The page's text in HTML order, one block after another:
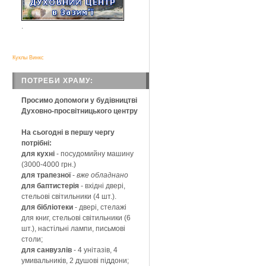
.
Куклы Винкс
ПОТРЕБИ ХРАМУ:
Просимо допомоги у будівництві
Духовно-просвітницького центру
На сьогодні в першу чергу
потрібні:
для кухні - посудомийну машину
(3000-4000 грн.)
для трапезної- вже обладнано
для баптистерія - вхідні двері,
стельові світильники (4 шт.).
для бібліотеки - двері, стелажі
для книг, стельові світильники (6
шт.), настільні лампи, письмові
столи;
для санвузлів - 4 унітазів, 4
умивальників, 2 душові піддони;